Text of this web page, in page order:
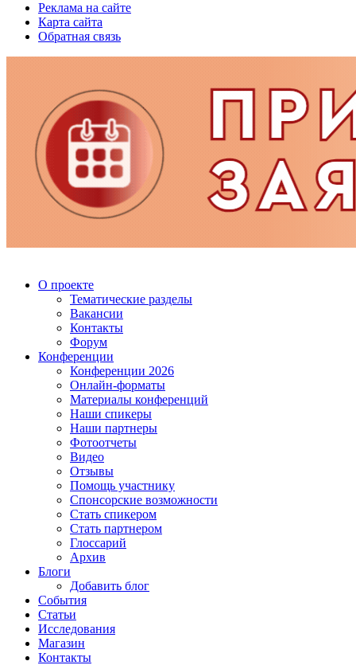
Реклама на сайте
Карта сайта
Обратная связь
О проекте
Тематические разделы
Вакансии
Контакты
Форум
Конференции
Конференции 2026
Онлайн-форматы
Материалы конференций
Наши спикеры
Наши партнеры
Фотоотчеты
Видео
Отзывы
Помощь участнику
Спонсорские возможности
Стать спикером
Стать партнером
Глоссарий
Архив
Блоги
Добавить блог
События
Статьи
Исследования
Магазин
Контакты